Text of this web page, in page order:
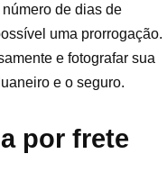
de dias de
uma prorrogação.
e fotografar sua
e o seguro.
por frete